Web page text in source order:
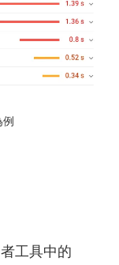
工具中的